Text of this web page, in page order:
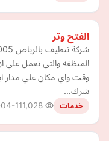
الفتح وتر
المنظفه والتي تعمل علي
وقت واي مكان علي مدار
شرك…
خدمات 11